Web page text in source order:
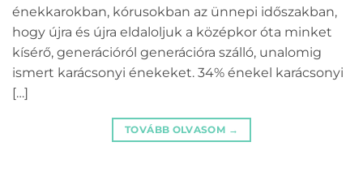
énekkarokban, kórusokban az ünnepi időszakban,
hogy újra és újra eldaloljuk a középkor óta minket
kísérő, generációról generációra szálló, unalomig
ismert karácsonyi énekeket. 34% énekel karácsonyi
[…]
TOVÁBB OLVASOM →